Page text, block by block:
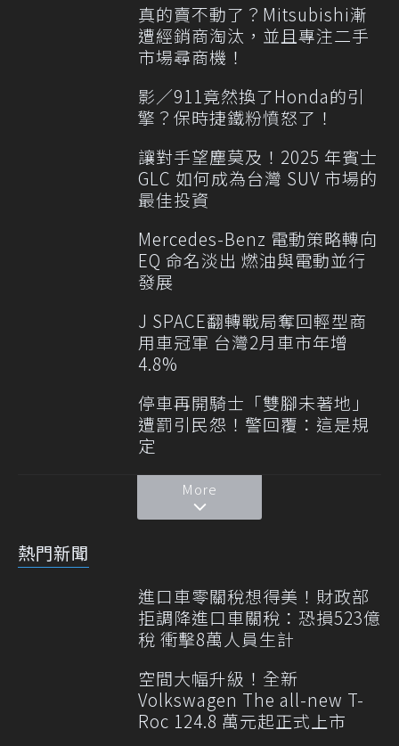
真的賣不動了？Mitsubishi漸
遭經銷商淘汰，並且專注二手
市場尋商機！
影／911竟然換了Honda的引
擎？保時捷鐵粉憤怒了！
讓對手望塵莫及！2025 年賓士
GLC 如何成為台灣 SUV 市場的
最佳投資
Mercedes-Benz 電動策略轉向
EQ 命名淡出 燃油與電動並行
發展
J SPACE翻轉戰局奪回輕型商
用車冠軍 台灣2月車市年增
4.8%
停車再開騎士「雙腳未著地」
遭罰引民怨！警回覆：這是規
定
More
熱門新聞
進口車零關稅想得美！財政部
拒調降進口車關稅：恐損523億
稅 衝擊8萬人員生計
空間大幅升級！全新
Volkswagen The all-new T-
Roc 124.8 萬元起正式上市